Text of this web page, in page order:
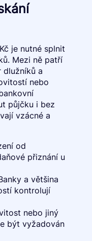
je nutné splnit
Mezi ně patří
a
nebo
půjčku i bez
vzácné a
od
přiznání u
a většina
kontrolují
nebo jiný
být vyžadován